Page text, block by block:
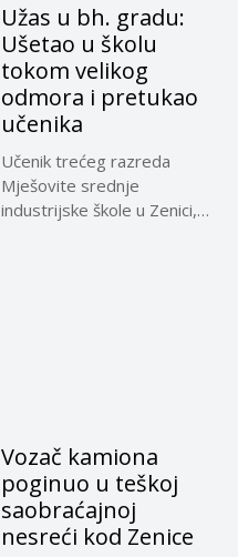
Užas u bh. gradu:
Ušetao u školu
tokom velikog
odmora i pretukao
učenika
Učenik trećeg razreda
Mješovite srednje
industrijske škole u Zenici,
Vozač kamiona
poginuo u teškoj
saobraćajnoj
nesreći kod Zenice